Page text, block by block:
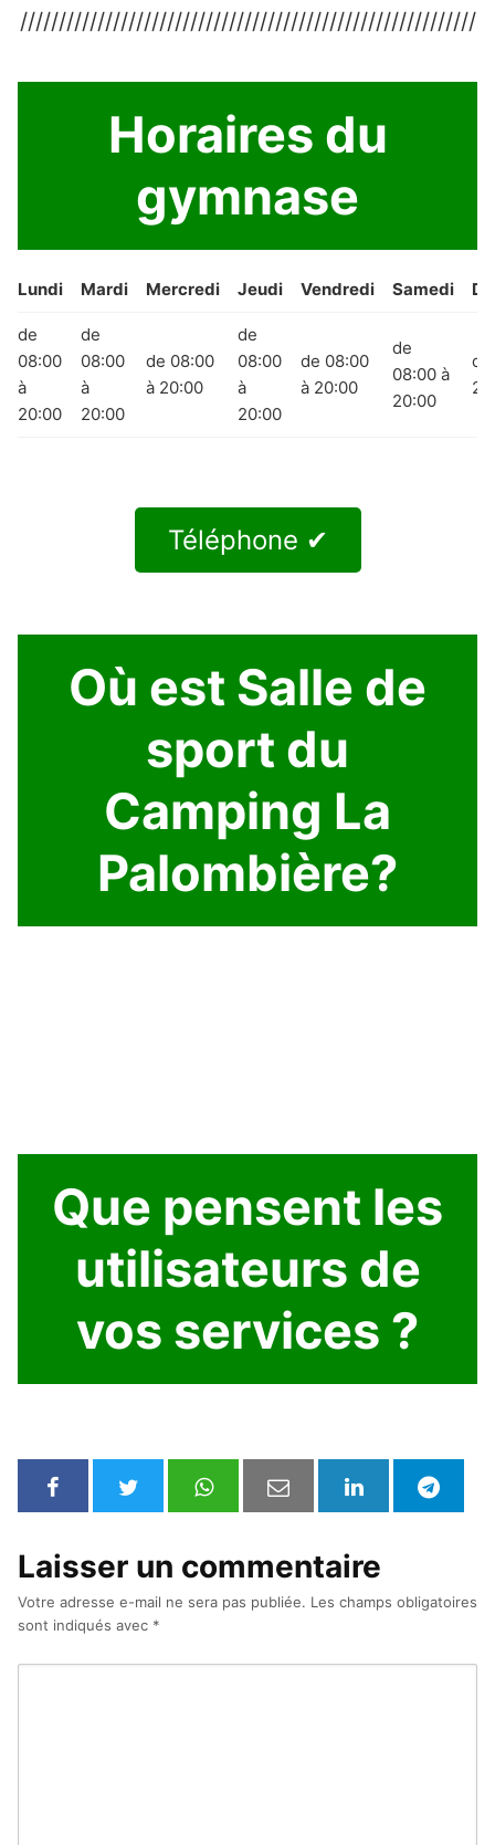
///////////////////////////////////////////////////////////
Horaires du
gymnase
Lundi Mardi Mercredi Jeudi Vendredi Samedi
de
08:00
à
20:00
de
08:00
à
20:00
de 08:00
à 20:00
de
08:00
à
20:00
de 08:00
à 20:00
de
08:00 à
20:00
de
Téléphone ✔
Où est Salle de
sport du
Camping La
Palombière?
Que pensent les
utilisateurs de
vos services ?
Laisser un commentaire
Votre adresse e-mail ne sera pas publiée. Les champs obligatoires
sont indiqués avec *